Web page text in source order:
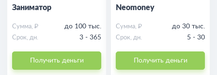
Заниматор
Сумма, ₽ до 100 тыс.
Срок, дн. 3 - 365
Получить деньги
Neomoney
Сумма, ₽ до 30 тыс.
Срок, дн. 5 - 30
Получить деньги